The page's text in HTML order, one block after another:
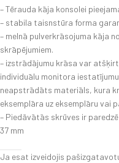
– Tērauda kāja konsolei
– stabila taisnstūra forma
– melnā pulverkrāsojuma kāja
skrāpējumiem.
– izstrādājumu krāsa var
individuālu monitora
neapstrādāts materiāls, kura
eksemplāra uz eksemplāru vai
– Piedāvātās skrūves ir
37 mm
Ja esat izveidojis